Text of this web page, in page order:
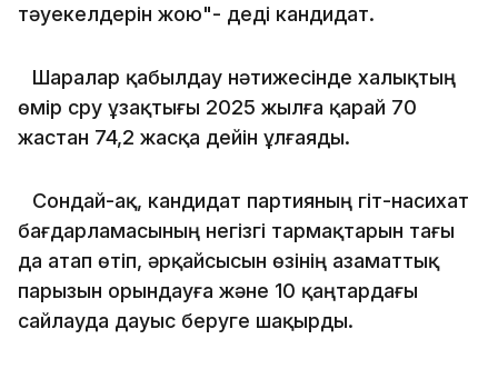
тәуекелдерін жою"- деді кандидат.
⠀Шаралар қабылдау нәтижесінде халықтың
өмір сүру ұзақтығы 2025 жылға қарай 70
жастан 74,2 жасқа дейін ұлғаяды.
⠀Сондай-ақ, кандидат партияның үгіт-насихат
бағдарламасының негізгі тармақтарын тағы
да атап өтіп, әрқайсысын өзінің азаматтық
парызын орындауға және 10 қаңтардағы
сайлауда дауыс беруге шақырды.